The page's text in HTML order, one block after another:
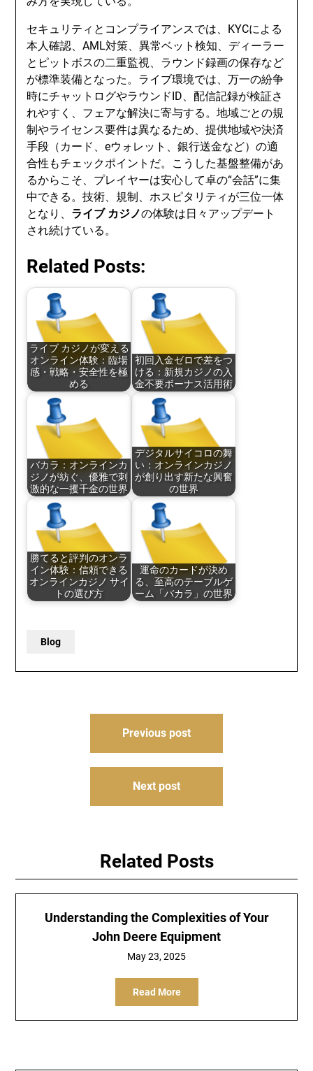
セキュリティとコンプライアンスでは、KYCによる
本人確認、AML対策、異常ベット検知、ディーラー
とピットボスの二重監視、ラウンド録画の保存など
が標準装備となった。ライブ環境では、万一の紛争
時にチャットログやラウンドID、配信記録が検証さ
れやすく、フェアな解決に寄与する。地域ごとの規
制やライセンス要件は異なるため、提供地域や決済
手段（カード、eウォレット、銀行送金など）の適
合性もチェックポイントだ。こうした基盤整備があ
るからこそ、プレイヤーは安心して卓の“会話”に集
中できる。技術、規制、ホスピタリティが三位一体
となり、 ライブ カジノの体験は日々アップデート
され続けている。
Related Posts:
ライブ カジノが変える
オンライン体験：臨場
感・戦略・安全性を極
める
初回入金ゼロで差をつ
ける：新規カジノの入
金不要ボーナス活用術
バカラ：オンラインカ
ジノが紡ぐ、優雅で刺
激的な一攫千金の世界
デジタルサイコロの舞
い：オンラインカジノ
が創り出す新たな興奮
の世界
勝てると評判のオンラ
イン体験：信頼できる
オンラインカジノ サイ
トの選び方
運命のカードが決め
る、至高のテーブルゲ
ーム「バカラ」の世界
Blog
Previous post
Next post
Related Posts
Understanding the Complexities of Your
John Deere Equipment
May 23, 2025
Read More